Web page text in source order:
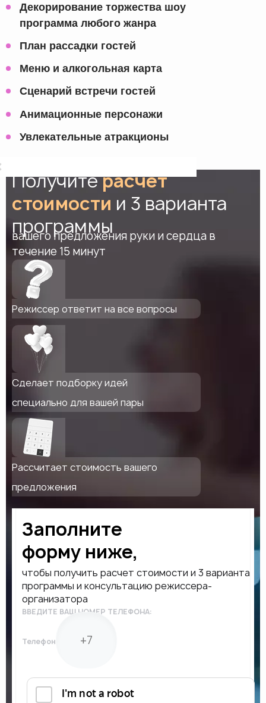
Декорирование торжества шоу
программа любого жанра
План рассадки гостей
Меню и алкогольная карта
Сценарий встречи гостей
Анимационные персонажи
Увлекательные атракционы
Получитерасчет
стоимости и 3 варианта
программы
вашего предложения руки и сердца в
течение 15 минут
Режиссер ответит на все вопросы
Сделает подборку идей
специально для вашей пары
Рассчитает стоимость вашего
предложения
Заполните
форму ниже,
чтобы получить расчет стоимости и 3 варианта
программы и консультацию режиссера-
организатора
ВВЕДИТЕ ВАШ НОМЕР ТЕЛЕФОНА:
Телефон